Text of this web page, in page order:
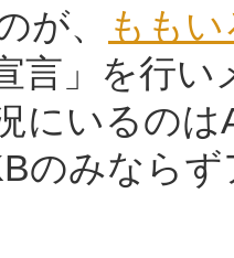
が、
もも
言」を行
にいるの
のみなら